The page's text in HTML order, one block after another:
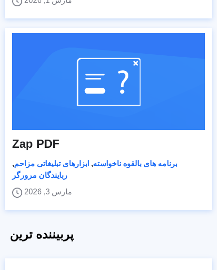
Zap PDF
برنامه های بالقوه ناخواسته, ابزارهای تبلیغاتی مزاحم,
ربایندگان مرورگر
مارس 3, 2026
پربیننده ترین